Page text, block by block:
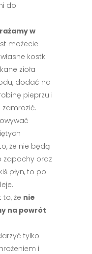
do
w
możecie
kostki
zioła
dodać na
pieprzu i
że nie będą
zapachy oraz
płyn, to po
to, że nie
na powrót
tylko
i